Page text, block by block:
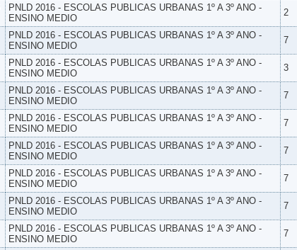
PNLD 2016 - ESCOLAS PUBLICAS URBANAS 1º A 3º ANO -
ENSINO MEDIO
2
PNLD 2016 - ESCOLAS PUBLICAS URBANAS 1º A 3º ANO -
ENSINO MEDIO
7
PNLD 2016 - ESCOLAS PUBLICAS URBANAS 1º A 3º ANO -
ENSINO MEDIO
3
PNLD 2016 - ESCOLAS PUBLICAS URBANAS 1º A 3º ANO -
ENSINO MEDIO
7
PNLD 2016 - ESCOLAS PUBLICAS URBANAS 1º A 3º ANO -
ENSINO MEDIO
7
PNLD 2016 - ESCOLAS PUBLICAS URBANAS 1º A 3º ANO -
ENSINO MEDIO
7
PNLD 2016 - ESCOLAS PUBLICAS URBANAS 1º A 3º ANO -
ENSINO MEDIO
7
PNLD 2016 - ESCOLAS PUBLICAS URBANAS 1º A 3º ANO -
ENSINO MEDIO
7
PNLD 2016 - ESCOLAS PUBLICAS URBANAS 1º A 3º ANO -
ENSINO MEDIO
7